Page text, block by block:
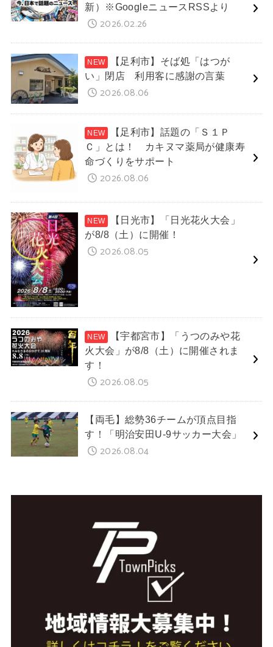
新）※GoogleニュースRSSより
2026.02.26
【足利市】そば処「はつが
い」閉店 利用客に感謝の言葉
2026.08.06
【足利市】話題の「Ｓ１Ｐ
Ｃ」とは！ カキヌマ薬局が健康寿
命づくりをサポート
2026.08.06
【日光市】「日光花火大会」
が8/8（土）に開催！
2026.08.05
【宇都宮市】「うつのみや花
火大会」が8/8（土）に開催されま
す！
2026.08.05
【両毛】総勢36チームが頂点目指
す！「明治安田U-9サッカー大会」
2026.08.04